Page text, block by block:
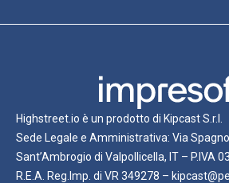
Highstreet.io è un prodotto di Kipcast S.r.l.
Sede Legale e Amministrativa: Via
Sant’Ambrogio di Valpollicella, IT – P.IVA
R.E.A. Reg.Imp. di VR 349278 –